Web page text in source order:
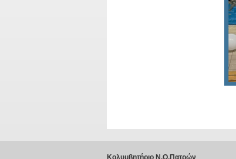
Κολυμβητήριο Ν.Ο.Πατρών